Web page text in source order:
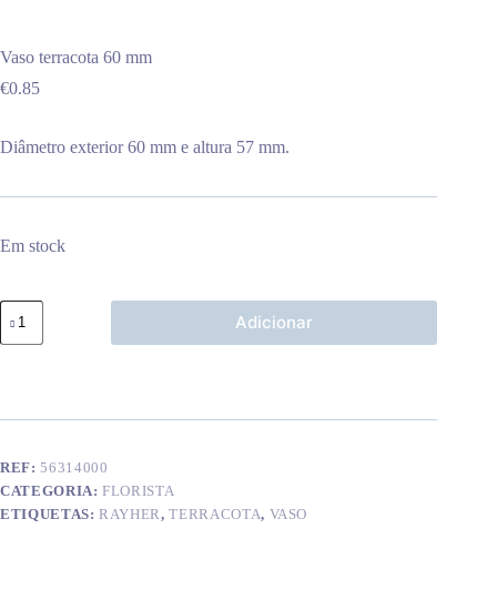
Vaso terracota 60 mm
€0.85
Diâmetro exterior 60 mm e altura 57 mm.
Em stock
Quantidade
de
Vaso
Adicionar
REF:56314000
CATEGORIA:FLORISTA
ETIQUETAS:RAYHER,TERRACOTA, VASO